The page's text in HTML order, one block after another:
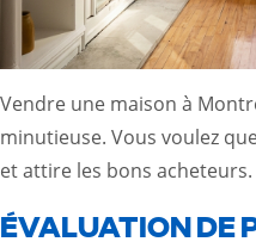
Vendre une maison à
minutieuse. Vous voulez
et attire les bons
ÉVALUATION DE